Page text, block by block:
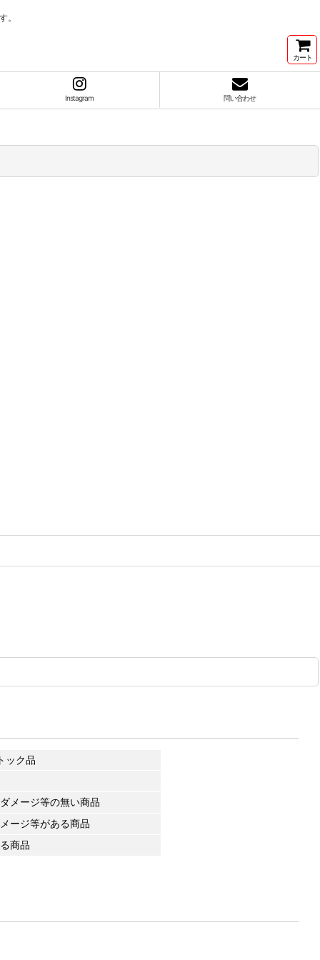
。
カート
Instagram 問い合わせ
ック品
メージ等の無い商品
ージ等がある商品
商品